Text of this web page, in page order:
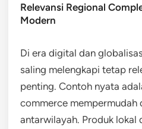
Relevansi Regional
Modern
Di era digital dan
saling melengkapi tetap
penting. Contoh nyata
commerce mempermudah
antarwilayah. Produk lokal